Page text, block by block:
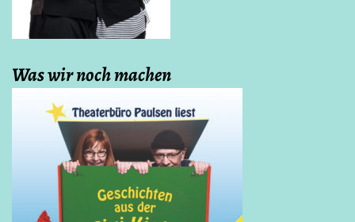
Was wir noch machen